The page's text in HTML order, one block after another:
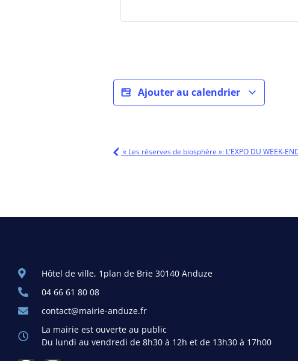
Ajouter au calendrier
« Les réserves de biosphère »: L’EXPO DU WEEK-
Hôtel de ville, 1plan de Brie 30140 Anduze
04 66 61 80 08
contact@mairie-anduze.fr
La mairie est ouverte au public
Du lundi au vendredi de 8h30 à 12h et de 13h30 à 17h00